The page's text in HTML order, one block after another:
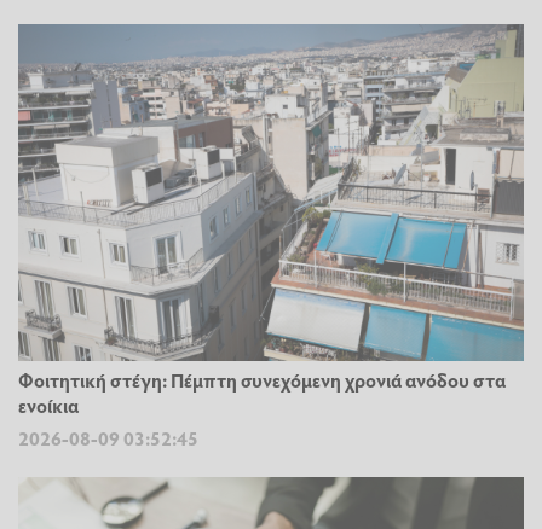
Φοιτητική στέγη: Πέμπτη συνεχόμενη χρονιά ανόδου στα
ενοίκια
2026-08-09 03:52:45